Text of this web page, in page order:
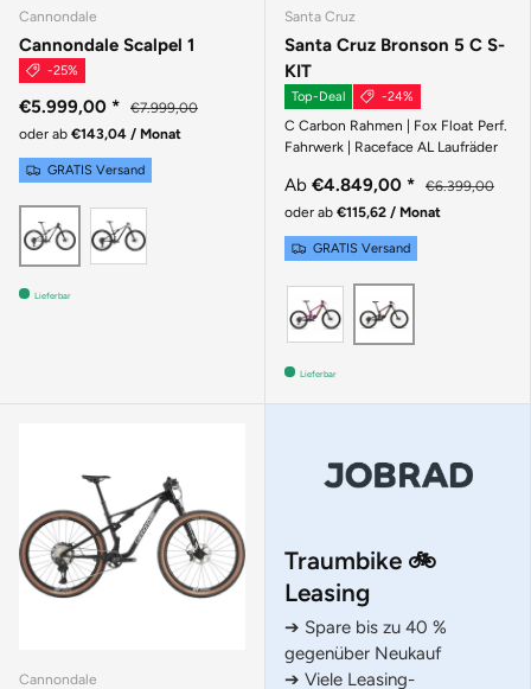
Cannondale
Cannondale Scalpel 1
-25%
€5.999,00 *
€7.999,00
oder ab €143,04 / Monat
GRATIS Versand
Raw
Lieferbar
Santa Cruz
Santa Cruz Bronson 5 C S-
KIT
Top-Deal -24%
C Carbon Rahmen | Fox Float Perf.
Fahrwerk | Raceface AL Laufräder
Ab €4.849,00 *
€6.399,00
oder ab €115,62 / Monat
GRATIS Versand
KALIMOTXO
Lieferbar
Cannondale
Traumbike 🚲
Leasing
➔ Spare bis zu 40 %
gegenüber Neukauf
➔ Viele Leasing-